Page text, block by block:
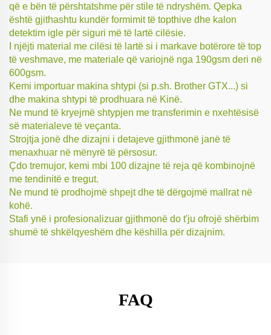
që e bën të përshtatshme për stile të ndryshëm. Qepka
është gjithashtu kundër formimit të topthive dhe kalon
detektim igle për siguri më të lartë cilësie.
I njëjti material me cilësi të lartë si i markave botërore të top
të veshmave, me materiale që variojnë nga 190gsm deri në
600gsm.
Kemi importuar makina shtypi (si p.sh. Brother GTX...) si
dhe makina shtypi të prodhuara në Kinë.
Ne mund të kryejmë shtypjen me transferimin e nxehtësisë
së materialeve të veçanta.
Strojtja jonë dhe dizajni i detajeve gjithmonë janë të
menaxhuar në mënyrë të përsosur.
Çdo tremujor, kemi mbi 100 dizajne të reja që kombinojnë
me tendinitë e tregut.
Ne mund të prodhojmë shpejt dhe të dërgojmë mallrat në
kohë.
Stafi ynë i profesionalizuar gjithmonë do t'ju ofrojë shërbim
shumë të shkëlqyeshëm dhe këshilla për dizajnim.
FAQ